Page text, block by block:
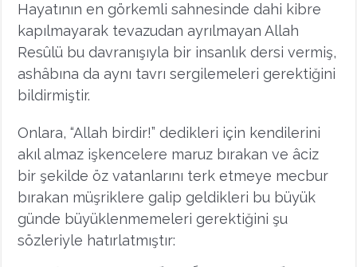
Hayatının en görkemli sahnesinde dahi kibre
kapılmayarak tevazudan ayrılmayan Allah
Resûlü bu davranışıyla bir insanlık dersi vermiş,
ashâbına da aynı tavrı sergilemeleri gerektiğini
bildirmiştir.
Onlara, “Allah birdir!” dedikleri için kendilerini
akıl almaz işkencelere maruz bırakan ve âciz
bir şekilde öz vatanlarını terk etmeye mecbur
bırakan müşriklere galip geldikleri bu büyük
günde büyüklenmemeleri gerektiğini şu
sözleriyle hatırlatmıştır: